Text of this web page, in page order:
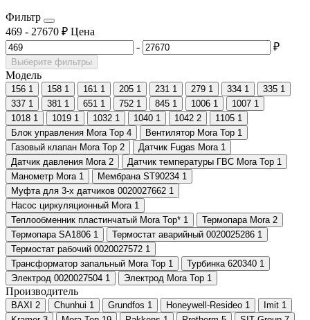
Фильтр
469 - 27670 ₽ Цена
-
₽
Выберите фильтры
Модель
156 1 158 1 161 1 205 1 231 1 279 1 334 1 335 1
337 1 381 1 651 1 752 1 845 1 1006 1 1007 1
1018 1 1019 1 1032 1 1040 1 1042 2 1105 1
Блок управления Mora Top 4 Вентилятор Mora Top 1
Газовый клапан Mora Top 2 Датчик Fugas Mora 1
Датчик давления Mora 2 Датчик температуры ГВС Mora Top 1
Манометр Mora 1 Мембрана ST90234 1
Муфта для 3-х датчиков 0020027662 1
Насос циркуляционный Mora 1
Теплообменник пластинчатый Mora Top* 1 Термопара Mora 2
Термопара SA1806 1 Термостат аварийный 0020025286 1
Термостат рабочий 0020027572 1
Трансформатор запальный Mora Top 1 Турбинка 620340 1
Электрод 0020027504 1 Электрод Mora Top 1
Производитель
BAXI 2 Chunhui 1 Grundfos 1 Honeywell-Resideo 1 Imit 1